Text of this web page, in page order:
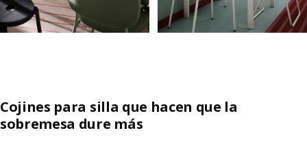
Cojines para silla que hacen que la
sobremesa dure más